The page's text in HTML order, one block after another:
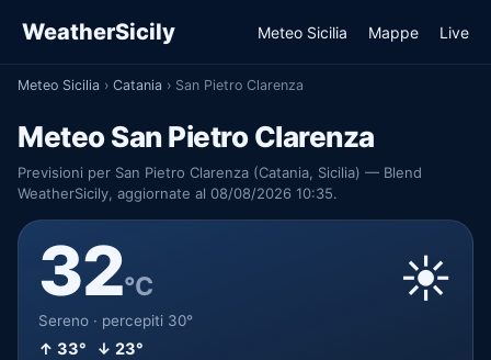
WeatherSicily Meteo Sicilia Mappe Live
Meteo Sicilia › Catania › San Pietro Clarenza
Meteo San Pietro Clarenza
Previsioni per San Pietro Clarenza (Catania, Sicilia) — Blend
WeatherSicily, aggiornate al 08/08/2026 10:35.
32°C
Sereno · percepiti 30°
↑ 33° ↓ 23°
☀️